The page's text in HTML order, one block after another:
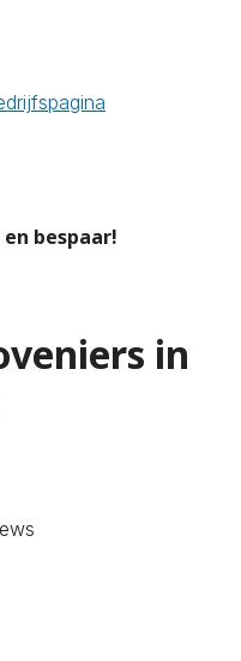
bespaar!
in